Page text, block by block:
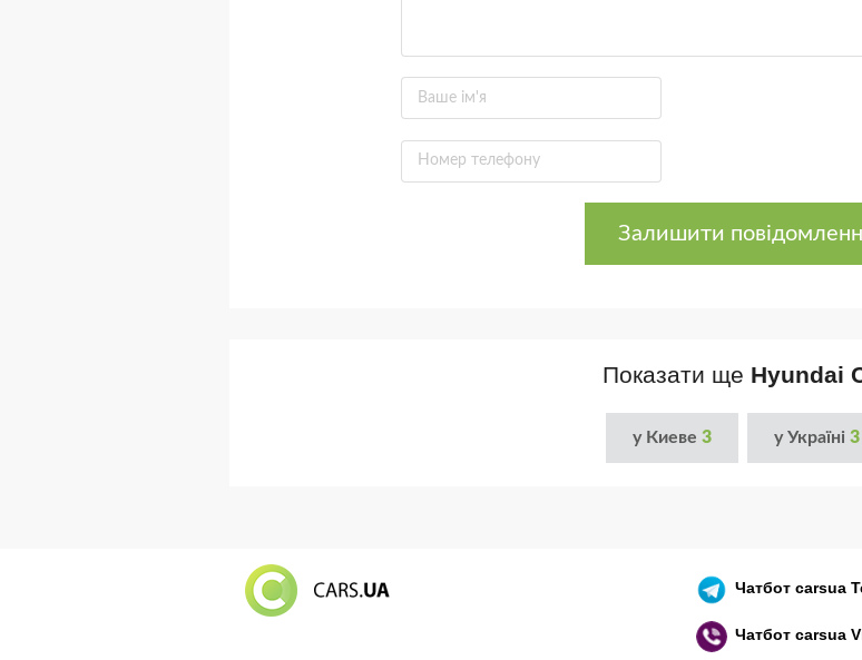
Залишити
Показати ще Hyundai
у Киеве 3 у Україні 3
Чатботcarsua
Чатботcarsua